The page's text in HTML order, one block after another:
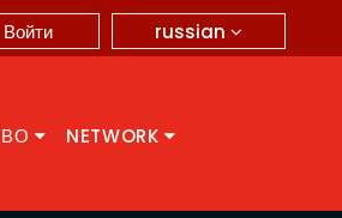
russian
Войти
NETWORK